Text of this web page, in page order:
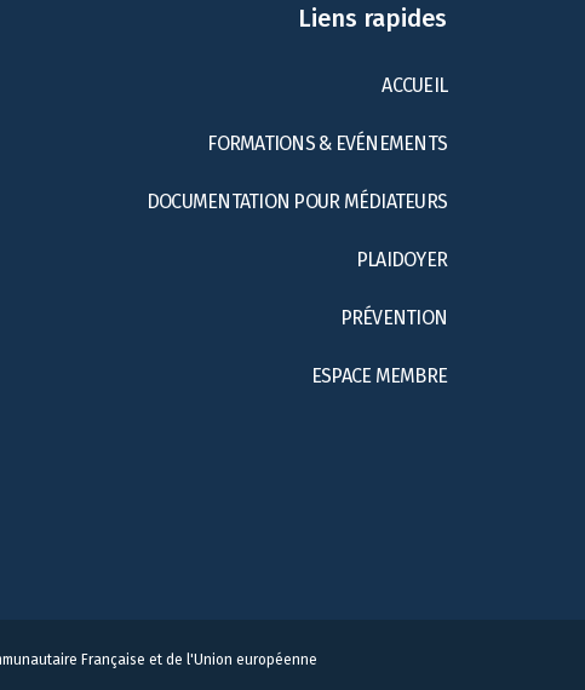
Liens rapides
ACCUEIL
FORMATIONS & EVÉNEMENTS
DOCUMENTATION POUR MÉDIATEURS
PLAIDOYER
PRÉVENTION
ESPACE MEMBRE
Française et de l'Union européenne